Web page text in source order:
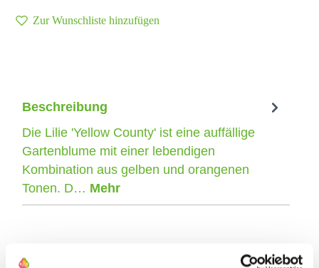
Zur Wunschliste hinzufügen
Beschreibung
Die Lilie 'Yellow County' ist eine auffällige
Gartenblume mit einer lebendigen
Kombination aus gelben und orangenen
Tonen. D… Mehr